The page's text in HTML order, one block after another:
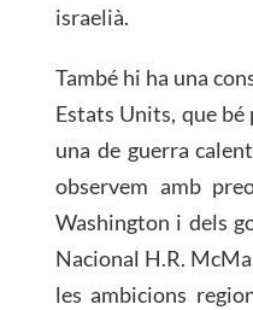
israelià.
També hi ha una
Estats Units, que
una de guerra
observem amb
Washington i dels
Nacional H.R.
les ambicions